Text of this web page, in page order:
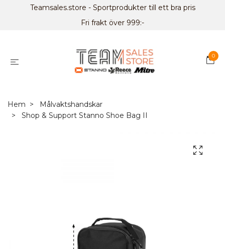
Teamsales.store - Sportprodukter till ett bra pris
Fri frakt över 999:-
0
Hem
Målvaktshandskar
Shop & Support Stanno Shoe Bag II